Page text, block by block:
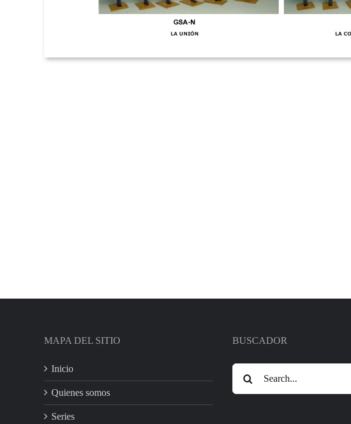
MAPA DEL SITIO
Inicio
Quienes somos
Series
BUSCADOR
Search
for: